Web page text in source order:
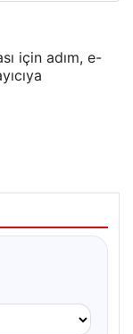
için adım, e-